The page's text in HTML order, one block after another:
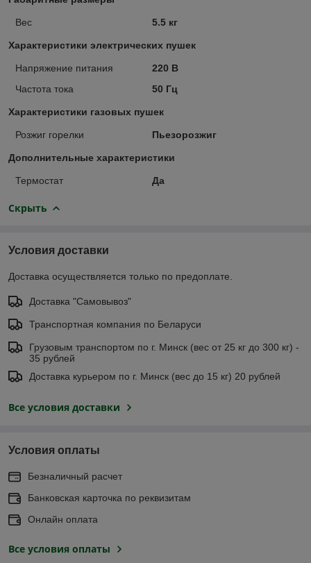
Вес 5.5 кг
Характеристики электрических пушек
Напряжение питания
220 В
Частота тока
50 Гц
Характеристики газовых пушек
Розжиг горелки Пьезорозжиг
Дополнительные характеристики
Термостат Да
Скрыть
Условия доставки
Доставка осуществляется только по предоплате.
Доставка "Самовывоз"
Транспортная компания по Беларуси
Грузовым транспортом по г. Минск (вес от 25 кг до 300 кг) -
35 рублей
Доставка курьером по г. Минск (вес до 15 кг) 20 рублей
Все условия доставки
Условия оплаты
Безналичный расчет
Банковская карточка по реквизитам
Онлайн оплата
Все условия оплаты